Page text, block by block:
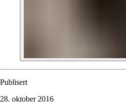
Publisert
28. oktober 2016